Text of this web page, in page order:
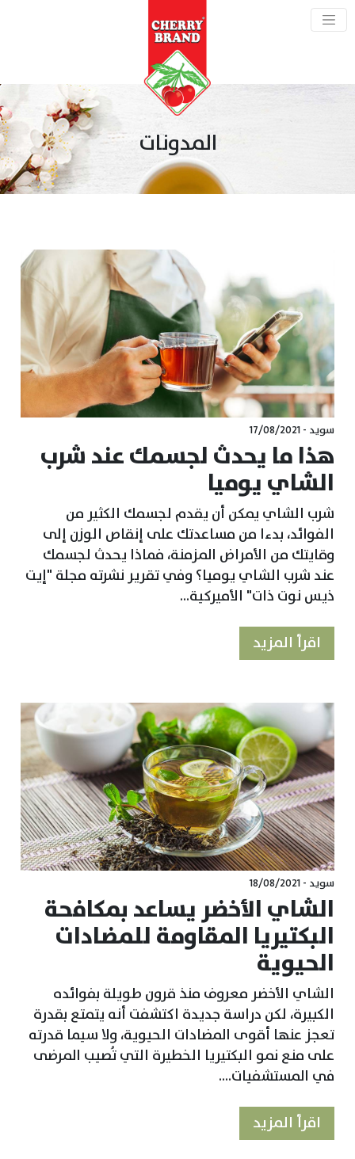
المدونات
سويد - 17/08/2021
هذا ما يحدث لجسمك عند شرب
الشاي يوميا
شرب الشاي يمكن أن يقدم لجسمك الكثير من
الفوائد، بدءا من مساعدتك على إنقاص الوزن إلى
وقايتك من الأمراض المزمنة، فماذا يحدث لجسمك
عند شرب الشاي يوميا؟ وفي تقرير نشرته مجلة "إيت
ذيس نوت ذات" الأميركية...
اقرأ المزيد
سويد - 18/08/2021
الشاي الأخضر يساعد بمكافحة
البكتيريا المقاومة للمضادات
الحيوية
الشاي الأخضر معروف منذ قرون طويلة بفوائده
الكبيرة، لكن دراسة جديدة اكتشفت أنه يتمتع بقدرة
تعجز عنها أقوى المضادات الحيوية، ولا سيما قدرته
على منع نمو البكتيريا الخطيرة التي تُصيب المرضى
في المستشفيات....
اقرأ المزيد